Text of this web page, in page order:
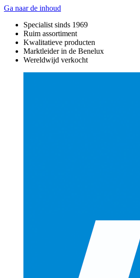
Ga naar de inhoud
Specialist sinds 1969
Ruim assortiment
Kwalitatieve producten
Marktleider in de Benelux
Wereldwijd verkocht